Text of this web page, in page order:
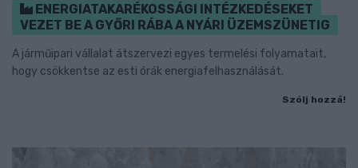
ENERGIATAKARÉKOSSÁGI INTÉZKEDÉSEKET
VEZET BE A GYŐRI RÁBA A NYÁRI ÜZEMSZÜNETIG
A járműipari vállalat átszervezi egyes termelési folyamatait,
hogy csökkentse az esti órák energiafelhasználását.
Szólj hozzá!